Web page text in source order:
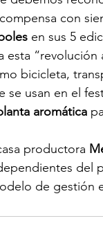
con
en sus 5
esta
bicicleta,
usan en el
aromática
productora
del
de gestión